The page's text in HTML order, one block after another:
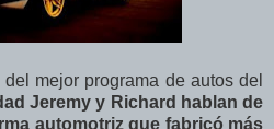
mejor programa de autos del
Jeremy y Richard hablan de
automotriz que fabricó más